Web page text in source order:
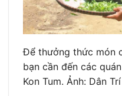
Để thưởng thức món
bạn cần đến các
Kon Tum. Ảnh: Dân Trí